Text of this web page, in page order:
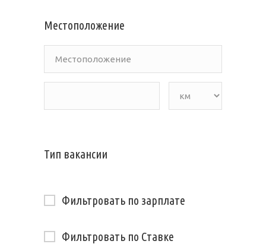
Местоположение
Тип вакансии
Фильтровать по зарплате
Фильтровать по Ставке